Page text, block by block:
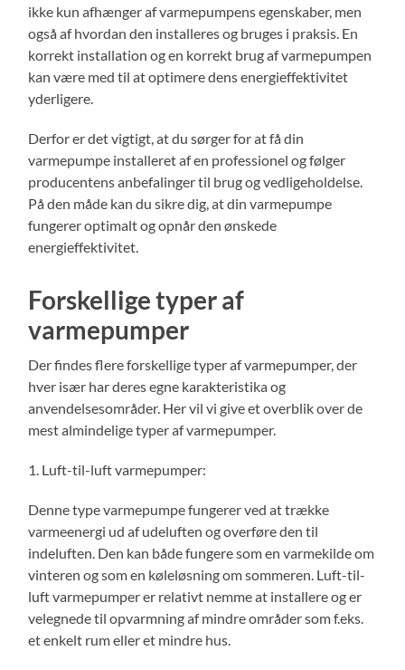
ikke kun afhænger af varmepumpens egenskaber, men
også af hvordan den installeres og bruges i praksis. En
korrekt installation og en korrekt brug af varmepumpen
kan være med til at optimere dens energieffektivitet
yderligere.
Derfor er det vigtigt, at du sørger for at få din
varmepumpe installeret af en professionel og følger
producentens anbefalinger til brug og vedligeholdelse.
På den måde kan du sikre dig, at din varmepumpe
fungerer optimalt og opnår den ønskede
energieffektivitet.
Forskellige typer af
varmepumper
Der findes flere forskellige typer af varmepumper, der
hver især har deres egne karakteristika og
anvendelsesområder. Her vil vi give et overblik over de
mest almindelige typer af varmepumper.
1. Luft-til-luft varmepumper:
Denne type varmepumpe fungerer ved at trække
varmeenergi ud af udeluften og overføre den til
indeluften. Den kan både fungere som en varmekilde om
vinteren og som en køleløsning om sommeren. Luft-til-
luft varmepumper er relativt nemme at installere og er
velegnede til opvarmning af mindre områder som f.eks.
et enkelt rum eller et mindre hus.